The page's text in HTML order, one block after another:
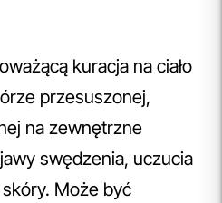
kuracja na ciało
przesuszonej,
na zewnętrzne
swędzenia, uczucia
Może być